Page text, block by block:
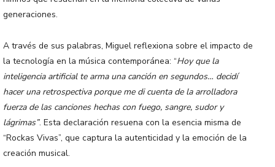
generaciones.
A través de sus palabras, Miguel reflexiona sobre el impacto de
la tecnología en la música contemporánea: “Hoy que la
inteligencia artificial te arma una canción en segundos… decidí
hacer una retrospectiva porque me di cuenta de la arrolladora
fuerza de las canciones hechas con fuego, sangre, sudor y
lágrimas”. Esta declaración resuena con la esencia misma de
“Rockas Vivas”, que captura la autenticidad y la emoción de la
creación musical.